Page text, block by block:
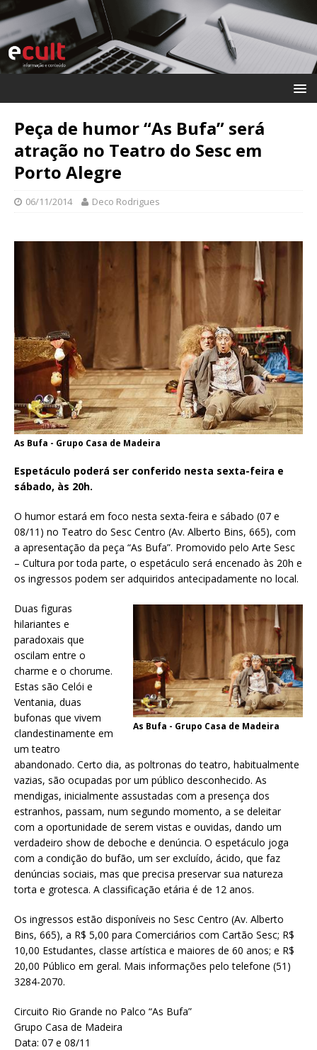
Peça de humor “As Bufa” será
atração no Teatro do Sesc em
Porto Alegre
06/11/2014 Deco Rodrigues
As Bufa - Grupo Casa de Madeira
Espetáculo poderá ser conferido nesta sexta-feira e
sábado, às 20h.
O humor estará em foco nesta sexta-feira e sábado (07 e
08/11) no Teatro do Sesc Centro (Av. Alberto Bins, 665), com
a apresentação da peça “As Bufa”. Promovido pelo Arte Sesc
– Cultura por toda parte, o espetáculo será encenado às 20h e
os ingressos podem ser adquiridos antecipadamente no local.
As Bufa - Grupo Casa de Madeira
Duas figuras
hilariantes e
paradoxais que
oscilam entre o
charme e o chorume.
Estas são Celói e
Ventania, duas
bufonas que vivem
clandestinamente em
um teatro
abandonado. Certo dia, as poltronas do teatro, habitualmente
vazias, são ocupadas por um público desconhecido. As
mendigas, inicialmente assustadas com a presença dos
estranhos, passam, num segundo momento, a se deleitar
com a oportunidade de serem vistas e ouvidas, dando um
verdadeiro show de deboche e denúncia. O espetáculo joga
com a condição do bufão, um ser excluído, ácido, que faz
denúncias sociais, mas que precisa preservar sua natureza
torta e grotesca. A classificação etária é de 12 anos.
Os ingressos estão disponíveis no Sesc Centro (Av. Alberto
Bins, 665), a R$ 5,00 para Comerciários com Cartão Sesc; R$
10,00 Estudantes, classe artística e maiores de 60 anos; e R$
20,00 Público em geral. Mais informações pelo telefone (51)
3284-2070.
Circuito Rio Grande no Palco “As Bufa”
Grupo Casa de Madeira
Data: 07 e 08/11